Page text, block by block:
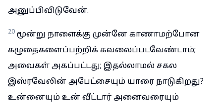
அனுப்பிவிடுவேன்.
20 மூன்று நாளைக்கு முன்னே காணாமற்போன
கழுதைகளைப்பற்றிக் கவலைப்படவேண்டாம்;
அவைகள் அகப்பட்டது; இதல்லாமல் சகல
இஸ்ரவேலின் அபேட்சையும் யாரை நாடுகிறது?
உன்னையும் உன் வீட்டார் அனைவரையும்